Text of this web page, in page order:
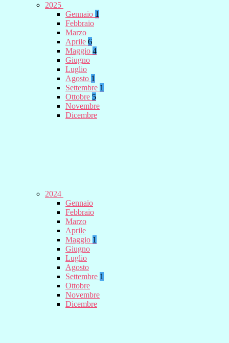
2025
Gennaio 1
Febbraio
Marzo
Aprile 6
Maggio 4
Giugno
Luglio
Agosto 1
Settembre 1
Ottobre 5
Novembre
Dicembre
2024
Gennaio
Febbraio
Marzo
Aprile
Maggio 1
Giugno
Luglio
Agosto
Settembre 1
Ottobre
Novembre
Dicembre